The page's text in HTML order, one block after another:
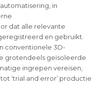
in
dat alle relevante
en gebruikt.
conventionele 3D-
grotendeels geïsoleerde
ingrepen vereisen,
‘trial and error’ productie